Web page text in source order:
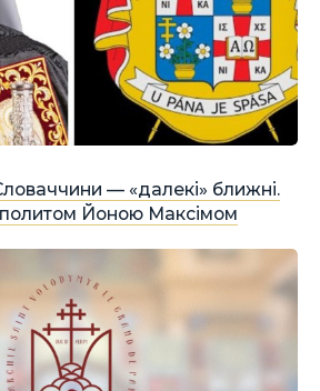
— «далекі» ближні.
Йоною Максімом